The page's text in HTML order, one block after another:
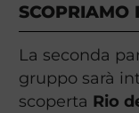
SCOPRIAMO
La seconda
gruppo sarà
scoperta Rio